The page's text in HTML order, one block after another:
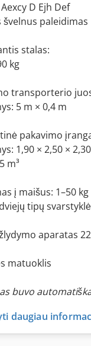
D Ejh Def
švelnus paleidimas
stalas:
kg
transporterio
5 m × 0,4 m
pakavimo
1,90 × 2,50 ×
m³
į maišus: 1–50 kg
tipų
aparatas
matuoklis
buvo
daugiau